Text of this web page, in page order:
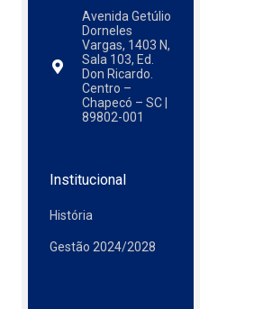
Avenida Getúlio
Dorneles
Vargas, 1403 N,
Sala 103, Ed.
Don Ricardo.
Centro –
Chapecó – SC |
89802-001
Institucional
História
Gestão 2024/2028